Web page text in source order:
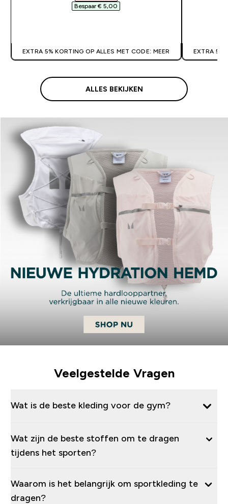
Bespaar € 5,00‎
EXTRA 5% KORTING OP ALLES MET CODE: MEER EXTRA 5%
ALLES BEKIJKEN
Veelgestelde Vragen
Wat is de beste kleding voor de gym?
Wat zijn de beste stoffen om te dragen
tijdens het sporten?
Waarom is het belangrijk om sportkleding te
dragen?